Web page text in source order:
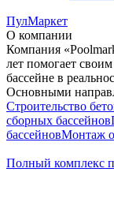
ПулМаркет
О компании
Компания
лет помогает
бассейне в
Основными
Строительство
сборных бассейнов
бассейновМонтаж
Полный комплекс